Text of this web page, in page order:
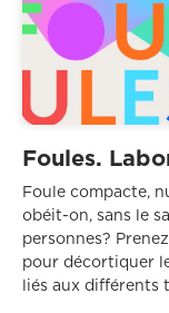
Foules.
Foule compacte,
obéit-on, sans le
personnes?
pour décortiquer
liés aux différents